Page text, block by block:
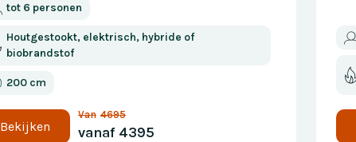
tot 6 personen
Houtgestookt, elektrisch, hybride of
biobrandstof
200 cm
Bekijken
Van 4695
vanaf 4395